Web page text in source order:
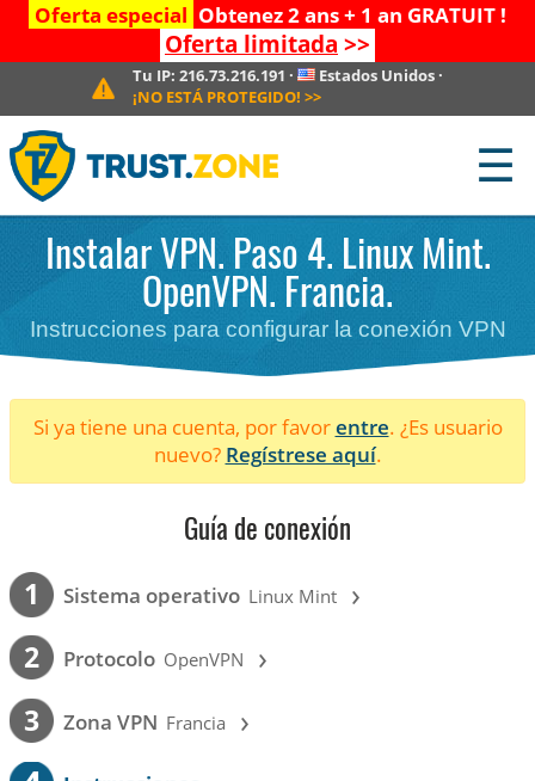
Oferta especial Obtenez 2 ans + 1 an GRATUIT !
Oferta limitada >>
Tu IP: 216.73.216.191 · Estados Unidos ·
¡NO ESTÁ PROTEGIDO! >>
☰
Instalar VPN. Paso 4. Linux Mint.
OpenVPN. Francia.
Instrucciones para configurar la conexión VPN
Si ya tiene una cuenta, por favorentre. ¿Es usuario
nuevo? Regístrese aquí.
Guía de conexión
1 Sistema operativo Linux Mint ›
2 Protocolo OpenVPN ›
3 Zona VPN Francia ›